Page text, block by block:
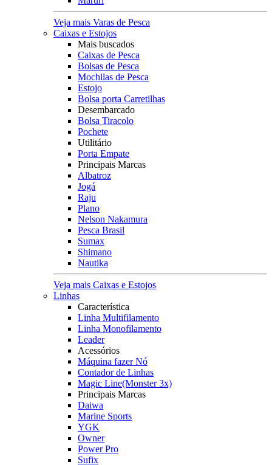
Veja mais Varas de Pesca
Caixas e Estojos
Mais buscados
Caixas de Pesca
Bolsas de Pesca
Mochilas de Pesca
Estojo
Bolsa porta Carretilhas
Desembarcado
Bolsa Tiracolo
Pochete
Utilitário
Porta Empate
Principais Marcas
Albatroz
Jogá
Raju
Plano
Nelson Nakamura
Pesca Brasil
Sumax
Shimano
Nautika
Veja mais Caixas e Estojos
Linhas
Característica
Linha Multifilamento
Linha Monofilamento
Leader
Acessórios
Máquina fazer Nó
Contador de Linhas
Magic Line(Monster 3x)
Principais Marcas
Daiwa
Marine Sports
YGK
Owner
Power Pro
Sufix